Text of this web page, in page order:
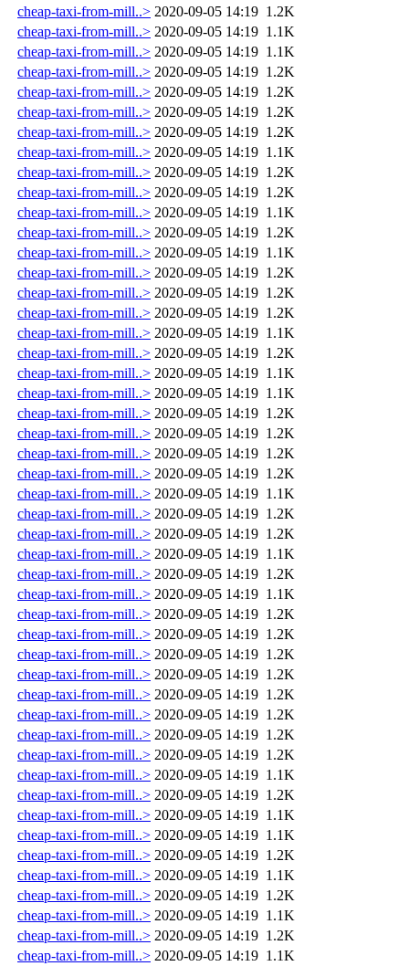
cheap-taxi-from-mill..> 2020-09-05 14:19 1.2K
cheap-taxi-from-mill..> 2020-09-05 14:19 1.1K
cheap-taxi-from-mill..> 2020-09-05 14:19 1.1K
cheap-taxi-from-mill..> 2020-09-05 14:19 1.2K
cheap-taxi-from-mill..> 2020-09-05 14:19 1.2K
cheap-taxi-from-mill..> 2020-09-05 14:19 1.2K
cheap-taxi-from-mill..> 2020-09-05 14:19 1.2K
cheap-taxi-from-mill..> 2020-09-05 14:19 1.1K
cheap-taxi-from-mill..> 2020-09-05 14:19 1.2K
cheap-taxi-from-mill..> 2020-09-05 14:19 1.2K
cheap-taxi-from-mill..> 2020-09-05 14:19 1.1K
cheap-taxi-from-mill..> 2020-09-05 14:19 1.2K
cheap-taxi-from-mill..> 2020-09-05 14:19 1.1K
cheap-taxi-from-mill..> 2020-09-05 14:19 1.2K
cheap-taxi-from-mill..> 2020-09-05 14:19 1.2K
cheap-taxi-from-mill..> 2020-09-05 14:19 1.2K
cheap-taxi-from-mill..> 2020-09-05 14:19 1.1K
cheap-taxi-from-mill..> 2020-09-05 14:19 1.2K
cheap-taxi-from-mill..> 2020-09-05 14:19 1.1K
cheap-taxi-from-mill..> 2020-09-05 14:19 1.1K
cheap-taxi-from-mill..> 2020-09-05 14:19 1.2K
cheap-taxi-from-mill..> 2020-09-05 14:19 1.2K
cheap-taxi-from-mill..> 2020-09-05 14:19 1.2K
cheap-taxi-from-mill..> 2020-09-05 14:19 1.2K
cheap-taxi-from-mill..> 2020-09-05 14:19 1.1K
cheap-taxi-from-mill..> 2020-09-05 14:19 1.2K
cheap-taxi-from-mill..> 2020-09-05 14:19 1.2K
cheap-taxi-from-mill..> 2020-09-05 14:19 1.1K
cheap-taxi-from-mill..> 2020-09-05 14:19 1.2K
cheap-taxi-from-mill..> 2020-09-05 14:19 1.1K
cheap-taxi-from-mill..> 2020-09-05 14:19 1.2K
cheap-taxi-from-mill..> 2020-09-05 14:19 1.2K
cheap-taxi-from-mill..> 2020-09-05 14:19 1.2K
cheap-taxi-from-mill..> 2020-09-05 14:19 1.2K
cheap-taxi-from-mill..> 2020-09-05 14:19 1.2K
cheap-taxi-from-mill..> 2020-09-05 14:19 1.2K
cheap-taxi-from-mill..> 2020-09-05 14:19 1.2K
cheap-taxi-from-mill..> 2020-09-05 14:19 1.2K
cheap-taxi-from-mill..> 2020-09-05 14:19 1.1K
cheap-taxi-from-mill..> 2020-09-05 14:19 1.2K
cheap-taxi-from-mill..> 2020-09-05 14:19 1.1K
cheap-taxi-from-mill..> 2020-09-05 14:19 1.1K
cheap-taxi-from-mill..> 2020-09-05 14:19 1.2K
cheap-taxi-from-mill..> 2020-09-05 14:19 1.1K
cheap-taxi-from-mill..> 2020-09-05 14:19 1.2K
cheap-taxi-from-mill..> 2020-09-05 14:19 1.1K
cheap-taxi-from-mill..> 2020-09-05 14:19 1.2K
cheap-taxi-from-mill..> 2020-09-05 14:19 1.1K